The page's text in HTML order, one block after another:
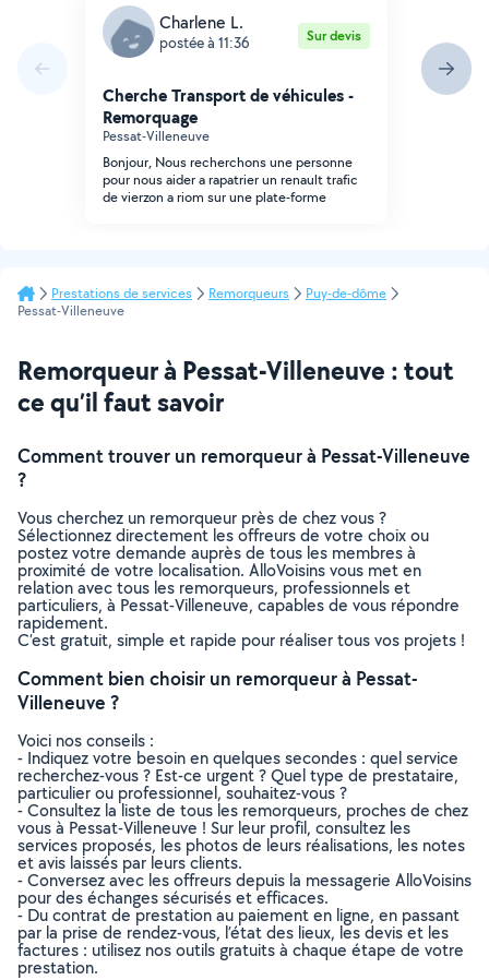
Charlene L.
postée à 11:36 Sur devis
Cherche Transport de véhicules -
Remorquage
Pessat-Villeneuve
Bonjour, Nous recherchons une personne
pour nous aider a rapatrier un renault trafic
de vierzon a riom sur une plate-forme
Prestations de services Remorqueurs
Puy-de-dôme
Pessat-Villeneuve
Remorqueur à Pessat-Villeneuve : tout
ce qu’il faut savoir
Comment trouver un remorqueur à Pessat-Villeneuve
?
Vous cherchez un remorqueur près de chez vous ?
Sélectionnez directement les offreurs de votre choix ou
postez votre demande auprès de tous les membres à
proximité de votre localisation. AlloVoisins vous met en
relation avec tous les remorqueurs, professionnels et
particuliers, à Pessat-Villeneuve, capables de vous répondre
rapidement.
C’est gratuit, simple et rapide pour réaliser tous vos projets !
Comment bien choisir un remorqueur à Pessat-
Villeneuve ?
Voici nos conseils :
- Indiquez votre besoin en quelques secondes : quel service
recherchez-vous ? Est-ce urgent ? Quel type de prestataire,
particulier ou professionnel, souhaitez-vous ?
- Consultez la liste de tous les remorqueurs, proches de chez
vous à Pessat-Villeneuve ! Sur leur profil, consultez les
services proposés, les photos de leurs réalisations, les notes
et avis laissés par leurs clients.
- Conversez avec les offreurs depuis la messagerie AlloVoisins
pour des échanges sécurisés et efficaces.
- Du contrat de prestation au paiement en ligne, en passant
par la prise de rendez-vous, l’état des lieux, les devis et les
factures : utilisez nos outils gratuits à chaque étape de votre
prestation.